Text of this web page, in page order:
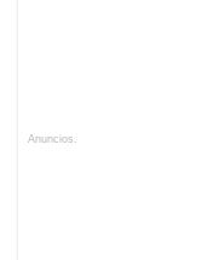
Anuncios.